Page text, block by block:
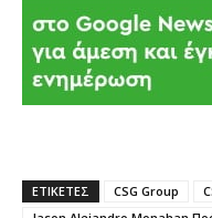
ΕΤΙΚΕΤΕΣ CSG Group